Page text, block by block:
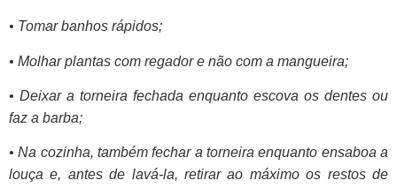
• Tomar banhos rápidos;
• Molhar plantas com regador e não com a mangueira;
• Deixar a torneira fechada enquanto escova os dentes ou
faz a barba;
• Na cozinha, também fechar a torneira enquanto ensaboa a
louça e, antes de lavá-la, retirar ao máximo os restos de